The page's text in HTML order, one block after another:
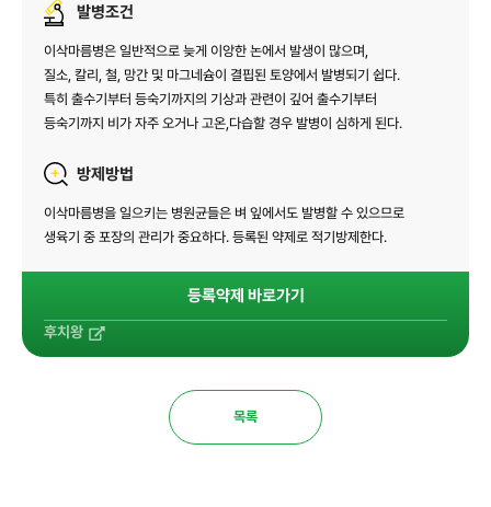
발병조건
이삭마름병은 일반적으로 늦게 이앙한 논에서 발생이 많으며,
질소, 칼리, 철, 망간 및 마그네슘이 결핍된 토양에서 발병되기 쉽다.
특히 출수기부터 등숙기까지의 기상과 관련이 깊어 출수기부터
등숙기까지 비가 자주 오거나 고온,다습할 경우 발병이 심하게 된다.
방제방법
이삭마름병을 일으키는 병원균들은 벼 잎에서도 발병할 수 있으므로
생육기 중 포장의 관리가 중요하다. 등록된 약제로 적기방제한다.
등록약제 바로가기
후치왕
목록